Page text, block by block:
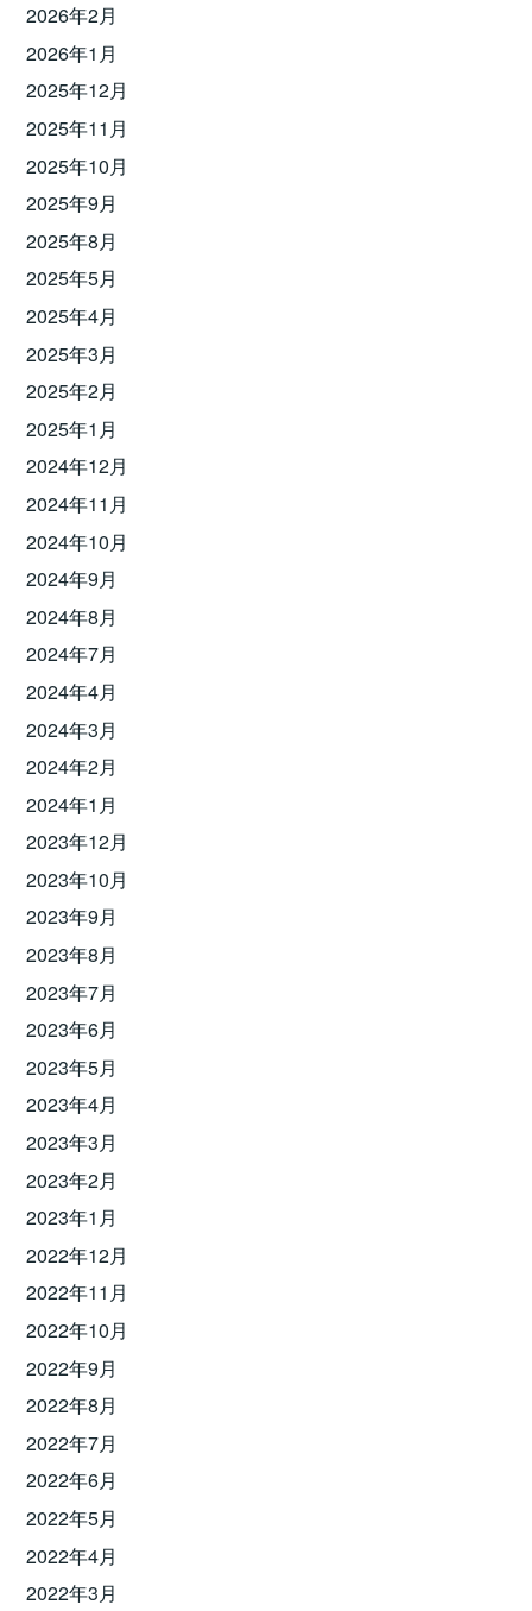
2026年2月
2026年1月
2025年12月
2025年11月
2025年10月
2025年9月
2025年8月
2025年5月
2025年4月
2025年3月
2025年2月
2025年1月
2024年12月
2024年11月
2024年10月
2024年9月
2024年8月
2024年7月
2024年4月
2024年3月
2024年2月
2024年1月
2023年12月
2023年10月
2023年9月
2023年8月
2023年7月
2023年6月
2023年5月
2023年4月
2023年3月
2023年2月
2023年1月
2022年12月
2022年11月
2022年10月
2022年9月
2022年8月
2022年7月
2022年6月
2022年5月
2022年4月
2022年3月